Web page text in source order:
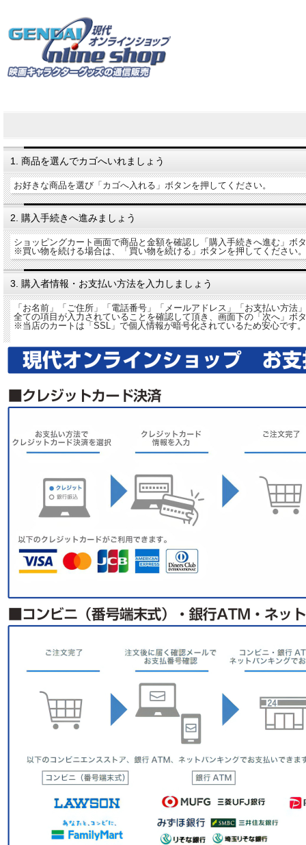
1. 商品を選んでカゴへいれましょう
お好きな商品を選び「カゴへ入れる」ボタンを押してください。
2. 購入手続きへ進みましょう
ショッピングカート画面で商品と金額を確認し「購入手続きへ進む」ボ
※買い物を続ける場合は、「買い物を続ける」ボタンを押してください。
3. 購入者情報・お支払い方法を入力しましょう
「お名前」「ご住所」「電話番号」「メールアドレス」「お支払い方
全ての項目が入力されていることを確認して頂き、画面下の「次へ」ボ
※当店のカートは「SSL」で個人情報が暗号化されているため安心です。